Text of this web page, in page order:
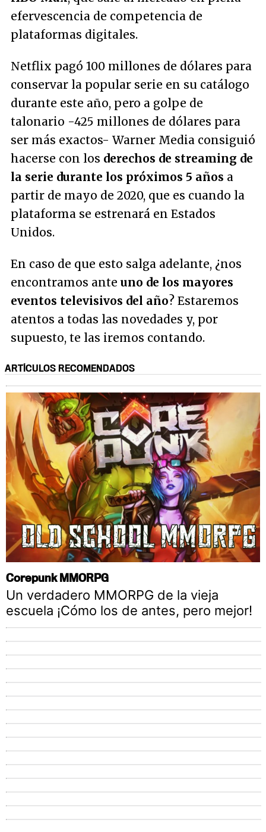
efervescencia de competencia de
plataformas digitales.
Netflix pagó 100 millones de dólares para
conservar la popular serie en su catálogo
durante este año, pero a golpe de
talonario -425 millones de dólares para
ser más exactos- Warner Media consiguió
hacerse con los derechos de streaming de
la serie durante los próximos 5 años a
partir de mayo de 2020, que es cuando la
plataforma se estrenará en Estados
Unidos.
En caso de que esto salga adelante, ¿nos
encontramos ante uno de los mayores
eventos televisivos del año? Estaremos
atentos a todas las novedades y, por
supuesto, te las iremos contando.
ARTÍCULOS RECOMENDADOS
Corepunk MMORPG
Un verdadero MMORPG de la vieja
escuela ¡Cómo los de antes, pero mejor!